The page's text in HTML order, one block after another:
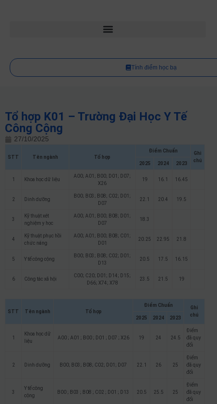
Tính điểm học bạ
Tổ hợp K01 – Trường Đại Học Y Tế
Công Cộng
27/10/2025
STT Tên ngành Tổ hợp
Điểm Chuẩn
Ghi
chú
2025 2024 2023
1 Khoa học dữ liệu
A00; A01; B00; D01; D07;
X26
19 16.1 16.45
2 Dinh dưỡng
B00; B03; B08; C02; D01;
D07
22.1 20.4 19.5
3
Kỹ thuật xét
nghiệm y học
A00; A01; B00; B08; D01;
D07
18.3
4
Kỹ thuật phục hồi
chức năng
A00; A01; B00; B08; C01;
D01
20.25 22.95 21.8
5 Y tế công cộng
B00; B03; B08; C02; D01;
D13
20.5 17.5 16.15
6 Công tác xã hội
C00; C20; D01; D14; D15;
D66; X74; X78
23.5 21.5 19
STT Tên ngành Tổ hợp
Điểm Chuẩn
Ghi
chú
2025 2024 2023
1
Khoa học dữ
liệu
A00 ; A01 ; B00 ; D01 ; D07 ; X26 19 24 24.5
Điểm
đã quy
đổi
2 Dinh dưỡng B00; B03; B08; C02; D01; D07 22.1 26 25
Điểm
đã quy
đổi
3
Y tế công
cộng
B00 ; B03 ; B08 ; C02 ; D01 ; D13 20.5 25.5 25
Điểm
đã quy
đổi